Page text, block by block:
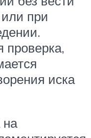
при
проверка,
иска
на